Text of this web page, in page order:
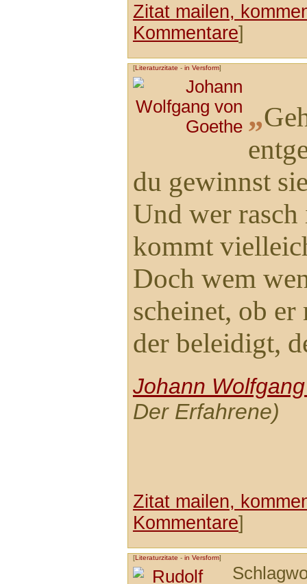
Zitat mailen,
Kommentare]
[Literaturzitate - in Versform]
„
du gewinnst
Und wer
kommt
Doch wem
scheinet, ob
der beleidigt,
Johann
Der Erfahrene)
Zitat mailen,
Kommentare]
[Literaturzitate - in Versform]